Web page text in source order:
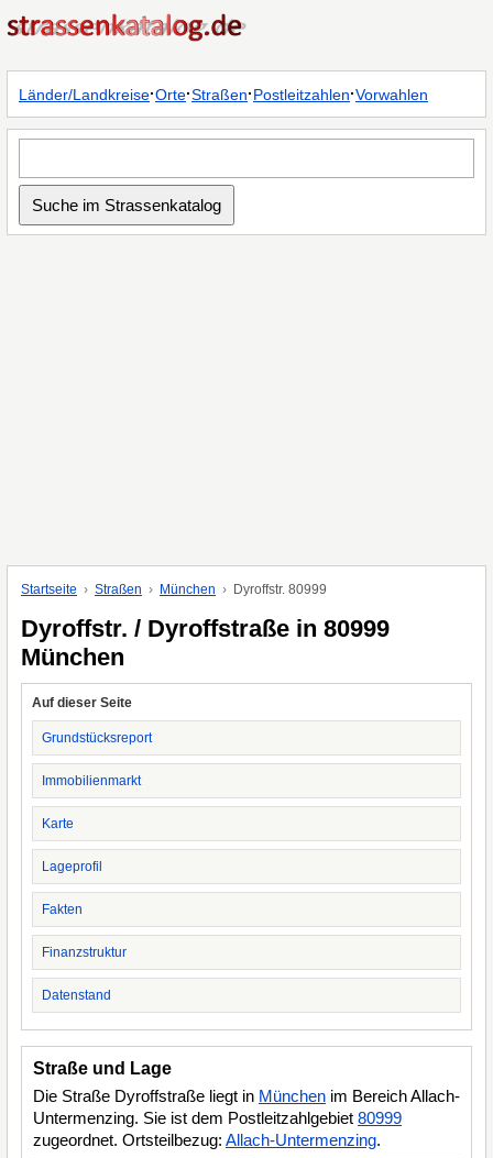
Länder/Landkreise·Orte·Straßen·Postleitzahlen·Vorwahlen
Startseite Straßen München Dyroffstr. 80999
Dyroffstr. / Dyroffstraße in 80999
München
Auf dieser Seite
Grundstücksreport
Immobilienmarkt
Karte
Lageprofil
Fakten
Finanzstruktur
Datenstand
Straße und Lage
Die Straße Dyroffstraße liegt in München im Bereich Allach-
Untermenzing. Sie ist dem Postleitzahlgebiet 80999
zugeordnet. Ortsteilbezug: Allach-Untermenzing.